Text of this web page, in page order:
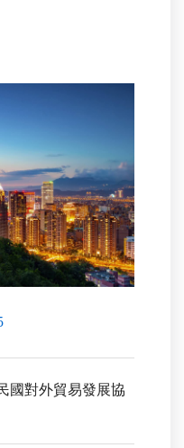
國對外貿易發展協